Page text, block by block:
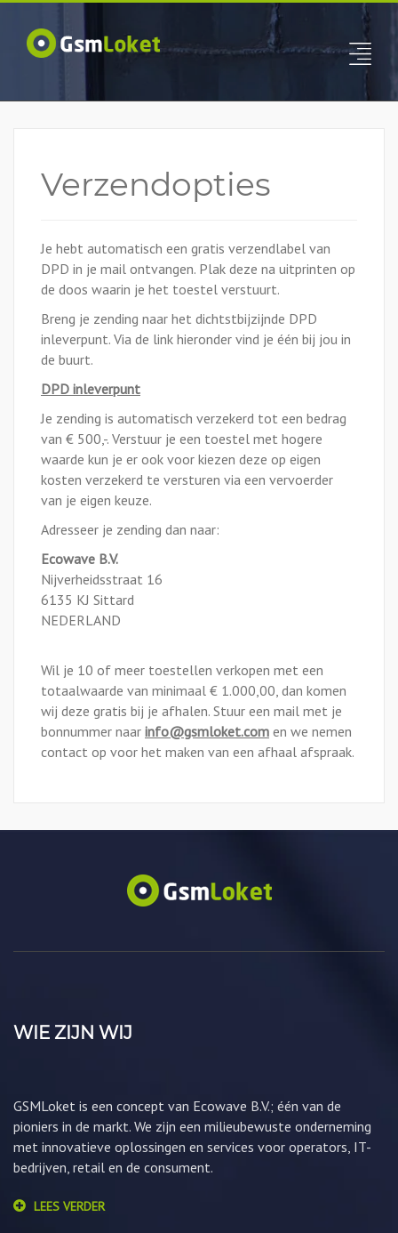
Verzendopties
Je hebt automatisch een gratis verzendlabel van
DPD in je mail ontvangen. Plak deze na uitprinten op
de doos waarin je het toestel verstuurt.
Breng je zending naar het dichtstbijzijnde DPD
inleverpunt. Via de link hieronder vind je één bij jou in
de buurt.
DPD inleverpunt
Je zending is automatisch verzekerd tot een bedrag
van € 500,-. Verstuur je een toestel met hogere
waarde kun je er ook voor kiezen deze op eigen
kosten verzekerd te versturen via een vervoerder
van je eigen keuze.
Adresseer je zending dan naar:
Ecowave B.V.
Nijverheidsstraat 16
6135 KJ Sittard
NEDERLAND
Wil je 10 of meer toestellen verkopen met een
totaalwaarde van minimaal € 1.000,00, dan komen
wij deze gratis bij je afhalen. Stuur een mail met je
bonnummer naar info@gsmloket.com en we nemen
contact op voor het maken van een afhaal afspraak.
WIE ZIJN WIJ
GSMLoket is een concept van Ecowave B.V.; één van de
pioniers in de markt. We zijn een milieubewuste onderneming
met innovatieve oplossingen en services voor operators, IT-
bedrijven, retail en de consument.
LEES VERDER